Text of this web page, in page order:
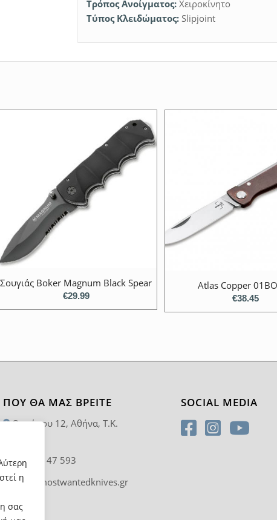
η
σας
Τρόπος Ανοίγματος: Χειροκίνητο
Τύπος Κλειδώματος: Slipjoint
Σουγιάς Boker Magnum Black Spear
€29.99
Atlas Copper
€38.45
ΠΟΥ ΘΑ ΜΑΣ ΒΡΕΊΤΕ
Θαρύπου 12, Αθήνα, T.K.
210 92 47 593
info@mostwantedknives.gr
SOCIAL MEDIA